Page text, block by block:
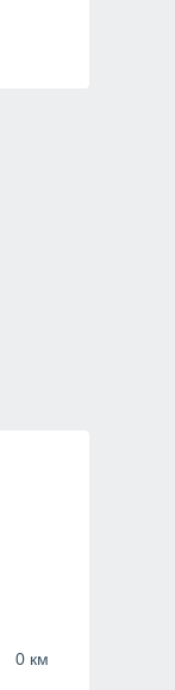
0 км